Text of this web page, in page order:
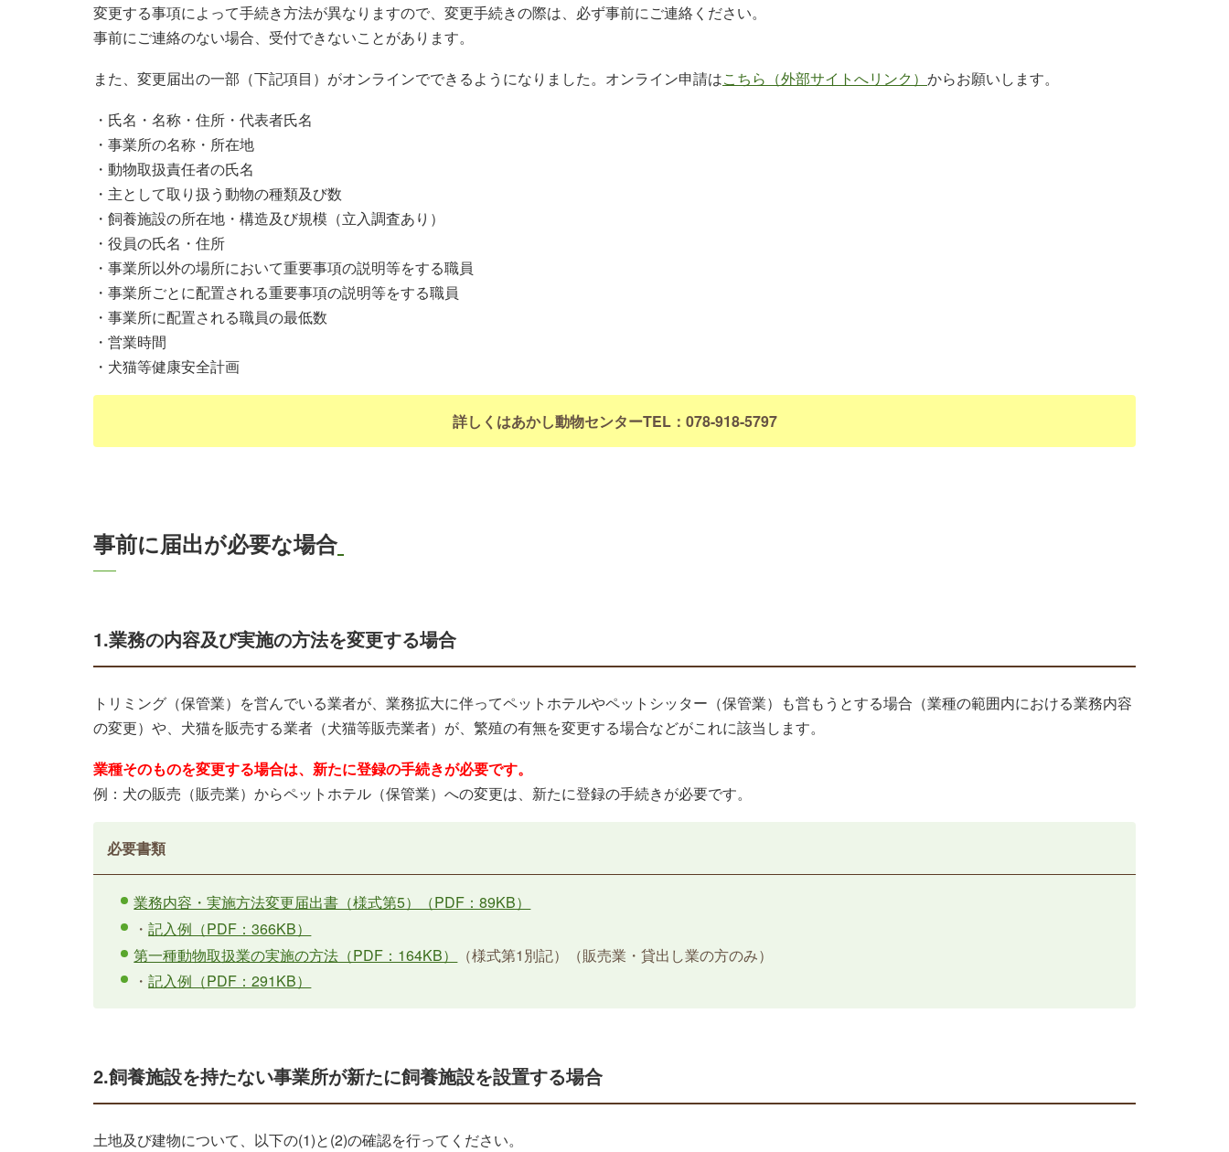
変更する事項によって手続き方法が異なりますので、変更手続きの際は、必ず事前にご連絡ください。
事前にご連絡のない場合、受付できないことがあります。
また、変更届出の一部（下記項目）がオンラインでできるようになりました。オンライン申請はこちら（外部サイトへリンク） からお願いします。
・氏名・名称・住所・代表者氏名
・事業所の名称・所在地
・動物取扱責任者の氏名
・主として取り扱う動物の種類及び数
・飼養施設の所在地・構造及び規模（立入調査あり）
・役員の氏名・住所
・事業所以外の場所において重要事項の説明等をする職員
・事業所ごとに配置される重要事項の説明等をする職員
・事業所に配置される職員の最低数
・営業時間
・犬猫等健康安全計画
詳しくはあかし動物センターTEL：078-918-5797
事前に届出が必要な場合
1.業務の内容及び実施の方法を変更する場合
トリミング（保管業）を営んでいる業者が、業務拡大に伴ってペットホテルやペットシッター（保管業）も営もうとする場合（業種の範囲内における業務内容
の変更）や、犬猫を販売する業者（犬猫等販売業者）が、繁殖の有無を変更する場合などがこれに該当します。
業種そのものを変更する場合は、新たに登録の手続きが必要です。
例：犬の販売（販売業）からペットホテル（保管業）への変更は、新たに登録の手続きが必要です。
必要書類
業務内容・実施方法変更届出書（様式第5）（PDF：89KB）
・記入例（PDF：366KB）
第一種動物取扱業の実施の方法（PDF：164KB）
（様式第1別記）（販売業・貸出し業の方のみ）
・記入例（PDF：291KB）
2.飼養施設を持たない事業所が新たに飼養施設を設置する場合
土地及び建物について、以下の(1)と(2)の確認を行ってください。